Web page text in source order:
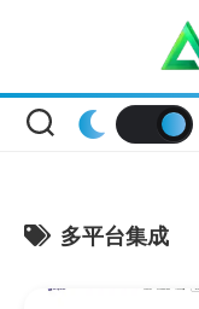
多平台集成